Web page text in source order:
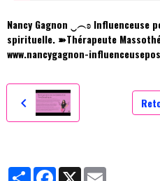
Nancy Gagnon ‿︵ʚ Influenceuse
spirituelle. ➽Thérapeute
www.nancygagnon-
PartagerFacebook
X